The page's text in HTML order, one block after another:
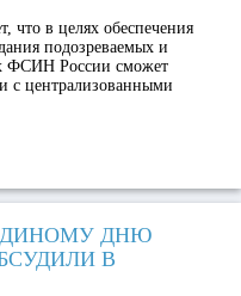
что в целях обеспечения
подозреваемых и
ФСИН России сможет
с централизованными
ДНЮ
В